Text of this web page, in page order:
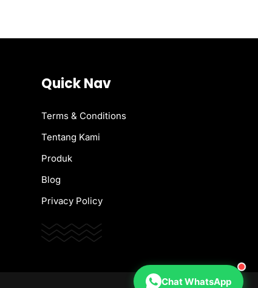
Quick Nav
Terms & Conditions
Tentang Kami
Produk
Blog
Privacy Policy
Chat WhatsApp